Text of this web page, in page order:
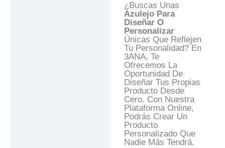
¿Buscas Unas
Azulejo Para
Diseñar O
Personalizar
Únicas Que Reflejen
Tu Personalidad? En
3ANA, Te
Ofrecemos La
Oportunidad De
Diseñar Tus Propias
Producto Desde
Cero. Con Nuestra
Plataforma Online,
Podrás Crear Un
Producto
Personalizado Que
Nadie Más Tendrá.